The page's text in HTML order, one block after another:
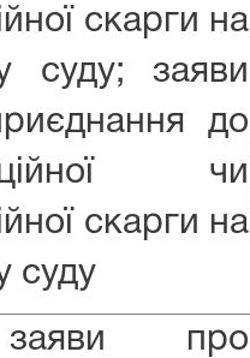
скарги на
суду; заяви
до
чи
скарги на
суду
про